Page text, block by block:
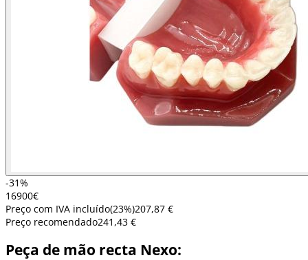
-31%
16900€
Preço com IVA incluído(23%)207,87 €
Preço recomendado241,43 €
Peça de mão recta Nexo: